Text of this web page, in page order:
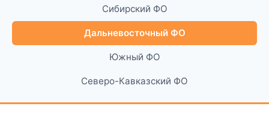
Сибирский ФО
Дальневосточный ФО
Южный ФО
Северо-Кавказский ФО